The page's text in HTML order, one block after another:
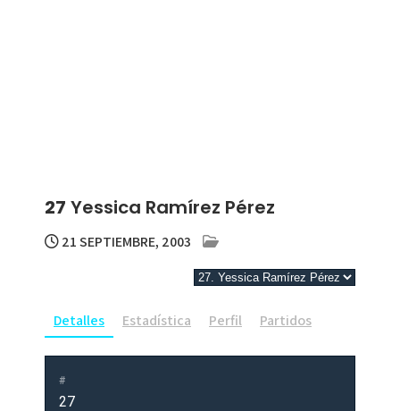
27 Yessica Ramírez Pérez
21 SEPTIEMBRE, 2003
Detalles Estadística Perfil Partidos
#
27